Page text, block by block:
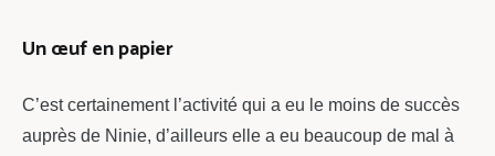
Un œuf en papier
C’est certainement l’activité qui a eu le moins de succès
auprès de Ninie, d’ailleurs elle a eu beaucoup de mal à